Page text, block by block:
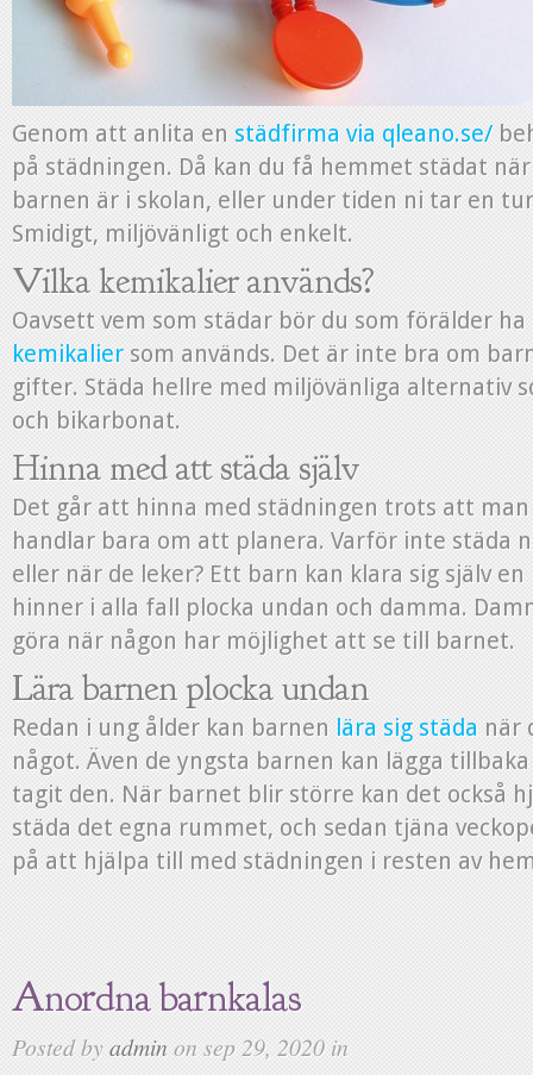
Genom att anlita en städfirma via qleano.se/
på städningen. Då kan du få hemmet städat
barnen är i skolan, eller under tiden ni tar en
Smidigt, miljövänligt och enkelt.
Vilka kemikalier används?
Oavsett vem som städar bör du som förälder ha
kemikalier som används. Det är inte bra om
gifter. Städa hellre med miljövänliga alternativ
och bikarbonat.
Hinna med att städa själv
Det går att hinna med städningen trots att
handlar bara om att planera. Varför inte städa
eller när de leker? Ett barn kan klara sig själv
hinner i alla fall plocka undan och damma.
göra när någon har möjlighet att se till barnet.
Lära barnen plocka undan
Redan i ung ålder kan barnen lära sig städa när
något. Även de yngsta barnen kan lägga
tagit den. När barnet blir större kan det också
städa det egna rummet, och sedan tjäna
på att hjälpa till med städningen i resten av
Anordna barnkalas
Posted byadmin on sep 29, 2020 in